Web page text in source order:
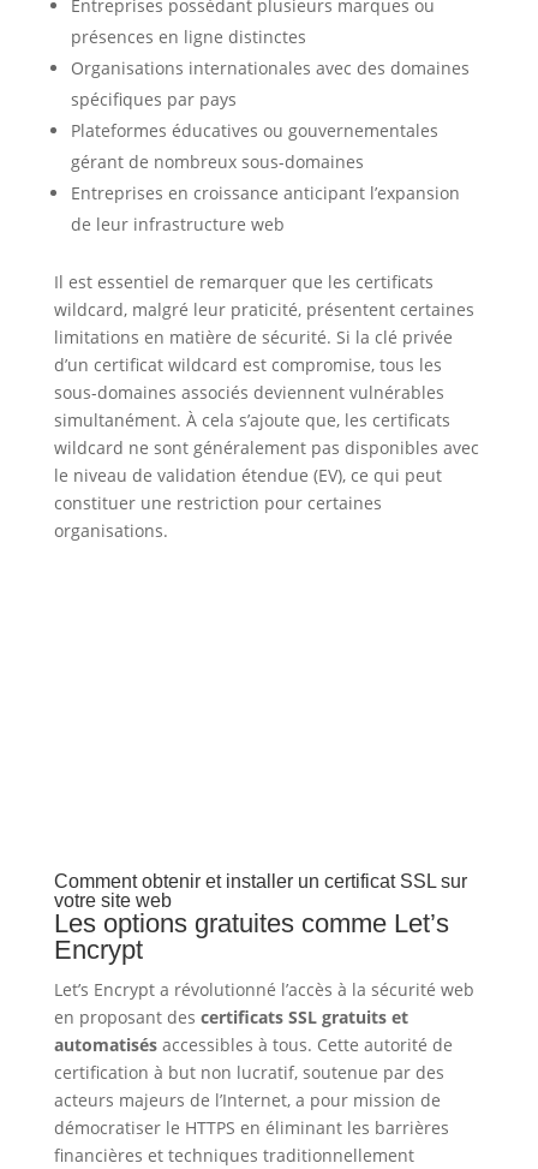
Entreprises possédant plusieurs marques ou
présences en ligne distinctes
Organisations internationales avec des domaines
spécifiques par pays
Plateformes éducatives ou gouvernementales
gérant de nombreux sous-domaines
Entreprises en croissance anticipant l’expansion
de leur infrastructure web
Il est essentiel de remarquer que les certificats
wildcard, malgré leur praticité, présentent certaines
limitations en matière de sécurité. Si la clé privée
d’un certificat wildcard est compromise, tous les
sous-domaines associés deviennent vulnérables
simultanément. À cela s’ajoute que, les certificats
wildcard ne sont généralement pas disponibles avec
le niveau de validation étendue (EV), ce qui peut
constituer une restriction pour certaines
organisations.
Comment obtenir et installer un certificat SSL sur
votre site web
Les options gratuites comme Let’s
Encrypt
Let’s Encrypt a révolutionné l’accès à la sécurité web
en proposant des certificats SSL gratuits et
automatisésaccessibles à tous. Cette autorité de
certification à but non lucratif, soutenue par des
acteurs majeurs de l’Internet, a pour mission de
démocratiser le HTTPS en éliminant les barrières
financières et techniques traditionnellement